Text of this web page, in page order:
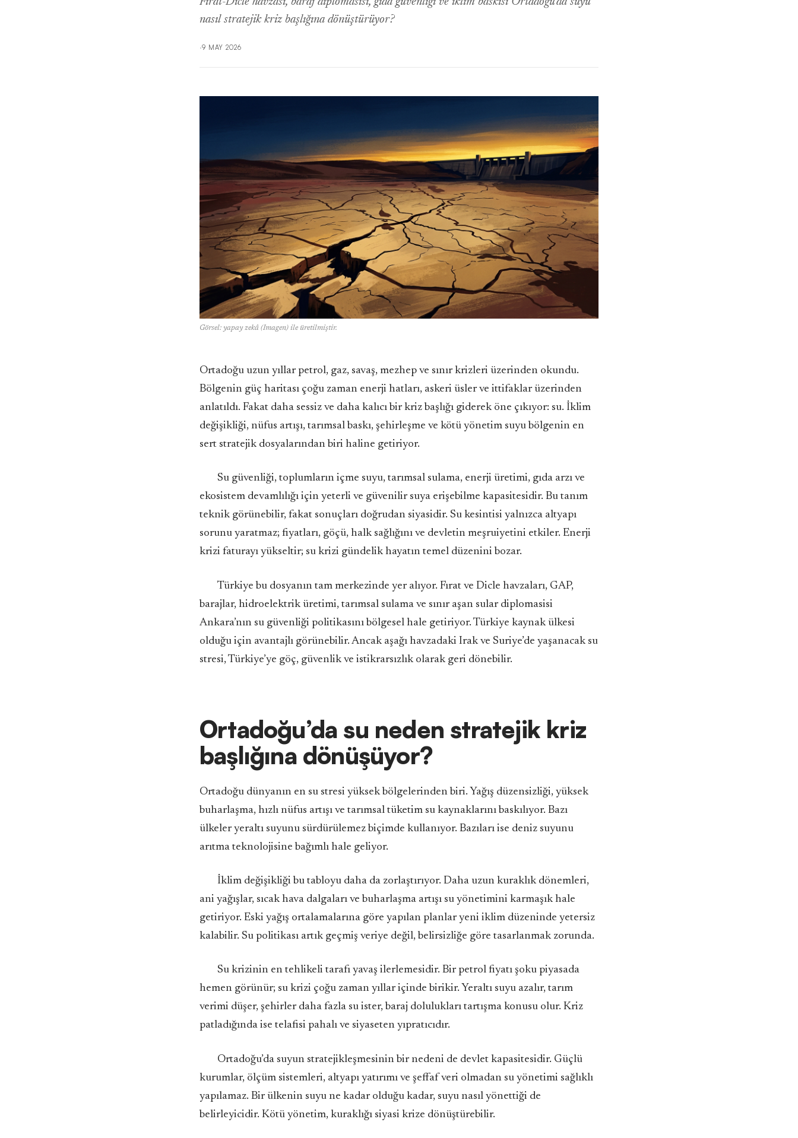
nasıl stratejik kriz başlığına dönüştürüyor?
·9 MAY 2026
Görsel: yapay zekâ (Imagen) ile üretilmiştir.
Ortadoğu uzun yıllar petrol, gaz, savaş, mezhep ve sınır krizleri üzerinden okundu.
Bölgenin güç haritası çoğu zaman enerji hatları, askeri üsler ve ittifaklar üzerinden
anlatıldı. Fakat daha sessiz ve daha kalıcı bir kriz başlığı giderek öne çıkıyor: su. İklim
değişikliği, nüfus artışı, tarımsal baskı, şehirleşme ve kötü yönetim suyu bölgenin en
sert stratejik dosyalarından biri haline getiriyor.
Su güvenliği, toplumların içme suyu, tarımsal sulama, enerji üretimi, gıda arzı ve
ekosistem devamlılığı için yeterli ve güvenilir suya erişebilme kapasitesidir. Bu tanım
teknik görünebilir, fakat sonuçları doğrudan siyasidir. Su kesintisi yalnızca altyapı
sorunu yaratmaz; fiyatları, göçü, halk sağlığını ve devletin meşruiyetini etkiler. Enerji
krizi faturayı yükseltir; su krizi gündelik hayatın temel düzenini bozar.
Türkiye bu dosyanın tam merkezinde yer alıyor. Fırat ve Dicle havzaları, GAP,
barajlar, hidroelektrik üretimi, tarımsal sulama ve sınır aşan sular diplomasisi
Ankara’nın su güvenliği politikasını bölgesel hale getiriyor. Türkiye kaynak ülkesi
olduğu için avantajlı görünebilir. Ancak aşağı havzadaki Irak ve Suriye’de yaşanacak su
stresi, Türkiye’ye göç, güvenlik ve istikrarsızlık olarak geri dönebilir.
Ortadoğu’da su neden stratejik kriz
başlığına dönüşüyor?
Ortadoğu dünyanın en su stresi yüksek bölgelerinden biri. Yağış düzensizliği, yüksek
buharlaşma, hızlı nüfus artışı ve tarımsal tüketim su kaynaklarını baskılıyor. Bazı
ülkeler yeraltı suyunu sürdürülemez biçimde kullanıyor. Bazıları ise deniz suyunu
arıtma teknolojisine bağımlı hale geliyor.
İklim değişikliği bu tabloyu daha da zorlaştırıyor. Daha uzun kuraklık dönemleri,
ani yağışlar, sıcak hava dalgaları ve buharlaşma artışı su yönetimini karmaşık hale
getiriyor. Eski yağış ortalamalarına göre yapılan planlar yeni iklim düzeninde yetersiz
kalabilir. Su politikası artık geçmiş veriye değil, belirsizliğe göre tasarlanmak zorunda.
Su krizinin en tehlikeli tarafı yavaş ilerlemesidir. Bir petrol fiyatı şoku piyasada
hemen görünür; su krizi çoğu zaman yıllar içinde birikir. Yeraltı suyu azalır, tarım
verimi düşer, şehirler daha fazla su ister, baraj dolulukları tartışma konusu olur. Kriz
patladığında ise telafisi pahalı ve siyaseten yıpratıcıdır.
Ortadoğu’da suyun stratejikleşmesinin bir nedeni de devlet kapasitesidir. Güçlü
kurumlar, ölçüm sistemleri, altyapı yatırımı ve şeffaf veri olmadan su yönetimi sağlıklı
yapılamaz. Bir ülkenin suyu ne kadar olduğu kadar, suyu nasıl yönettiği de
belirleyicidir. Kötü yönetim, kuraklığı siyasi krize dönüştürebilir.